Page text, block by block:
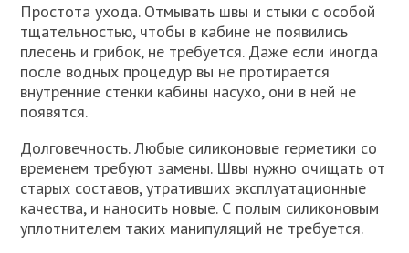
Простота ухода. Отмывать швы и стыки с особой
тщательностью, чтобы в кабине не появились
плесень и грибок, не требуется. Даже если иногда
после водных процедур вы не протирается
внутренние стенки кабины насухо, они в ней не
появятся.
Долговечность. Любые силиконовые герметики со
временем требуют замены. Швы нужно очищать от
старых составов, утративших эксплуатационные
качества, и наносить новые. С полым силиконовым
уплотнителем таких манипуляций не требуется.